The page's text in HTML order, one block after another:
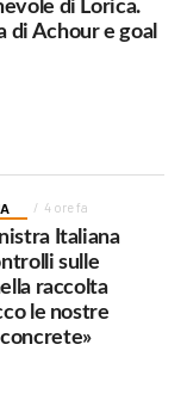
di Lorica.
di Achour e goal
4 ore fa
Italiana
sulle
raccolta
le nostre